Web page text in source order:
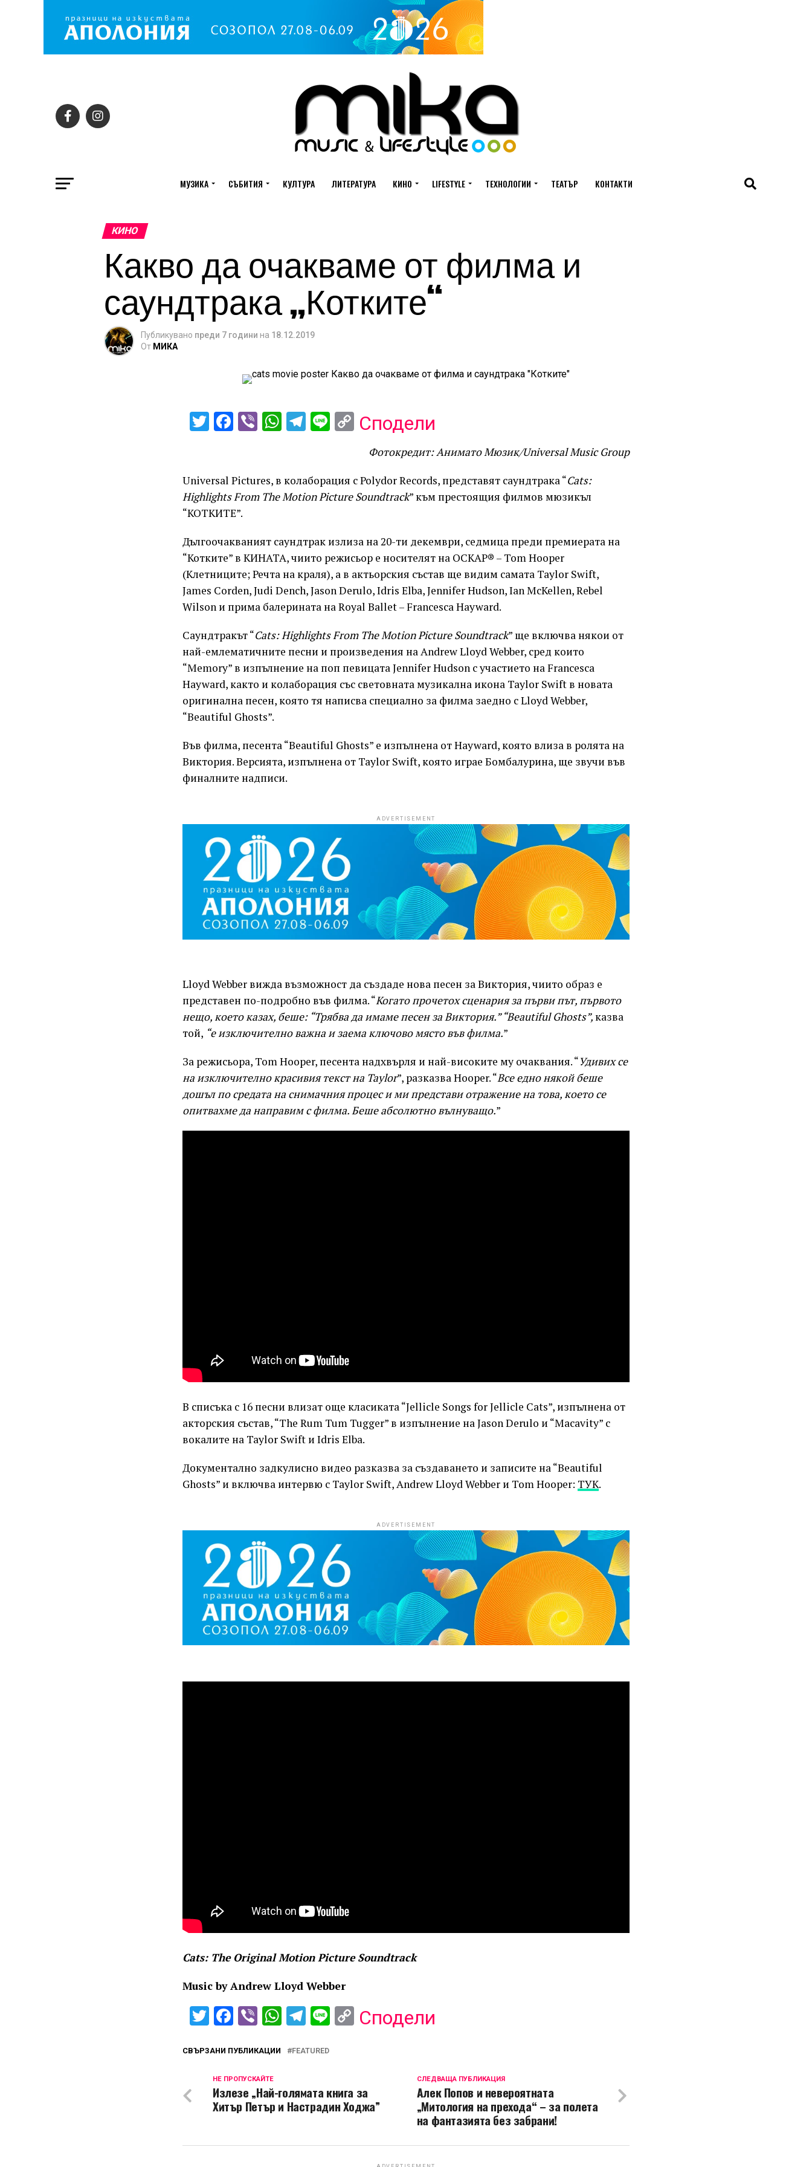
МУЗИКА СЪБИТИЯ КУЛТУРА ЛИТЕРАТУРА КИНО LIFESTYLE ТЕХНОЛОГИИ ТЕАТЪР КОНТАКТИ
КИНО
Какво да очакваме от филма и
саундтрака „Котките“
Публикувано преди 7 години на 18.12.2019
От МИКА
Twitter
Facebook
ViberWhatsApp
Telegram
LineCopy
Сподели
Фотокредит: Анимато Мюзик/Universal Music Group
Universal Pictures, в колаборация с Polydor Records, представят саундтрака “Cats:
Highlights From The Motion Picture Soundtrack” към престоящия филмов мюзикъл
“КОТКИТЕ”.
Дългоочакваният саундтрак излиза на 20-ти декември, седмица преди премиерата на
“Котките” в КИНАТА, чиито режисьор е носителят на ОСКАР® – Tom Hooper
(Клетниците; Речта на краля), а в актьорския състав ще видим самата Taylor Swift,
James Corden, Judi Dench, Jason Derulo, Idris Elba, Jennifer Hudson, Ian McKellen, Rebel
Wilson и прима балерината на Royal Ballet – Francesca Hayward.
Саундтракът “Cats: Highlights From The Motion Picture Soundtrack” ще включва някои от
най-емлематичните песни и произведения на Andrew Lloyd Webber, сред които
“Memory” в изпълнение на поп певицата Jennifer Hudson с участието на Francesca
Hayward, както и колаборация със световната музикална икона Taylor Swift в новата
оригинална песен, която тя написва специално за филма заедно с Lloyd Webber,
“Beautiful Ghosts”.
Във филма, песента “Beautiful Ghosts” е изпълнена от Hayward, която влиза в ролята на
Виктория. Версията, изпълнена от Taylor Swift, която играе Бомбалурина, ще звучи във
финалните надписи.
ADVERTISEMENT
Lloyd Webber вижда възможност да създаде нова песен за Виктория, чиито образ е
представен по-подробно във филма. “Когато прочетох сценария за първи път, първото
нещо, което казах, беше: “Трябва да имаме песен за Виктория.” “Beautiful Ghosts”, казва
той, “е изключително важна и заема ключово място във филма.”
За режисьора, Tom Hooper, песента надхвърля и най-високите му очаквания. “Удивих се
на изключително красивия текст на Taylor”, разказва Hooper. “Все едно някой беше
дошъл по средата на снимачния процес и ми представи отражение на това, което се
опитвахме да направим с филма. Беше абсолютно вълнуващо.”
В списъка с 16 песни влизат още класиката “Jellicle Songs for Jellicle Cats”, изпълнена от
акторския състав, “The Rum Tum Tugger” в изпълнение на Jason Derulo и “Macavity” с
вокалите на Taylor Swift и Idris Elba.
Документално задкулисно видео разказва за създаването и записите на “Beautiful
Ghosts” и включва интервю с Taylor Swift, Andrew Lloyd Webber и Tom Hooper: ТУК.
ADVERTISEMENT
Cats: The Original Motion Picture Soundtrack
Music by Andrew Lloyd Webber
TwitterFacebook
ViberWhatsApp
Telegram
LineCopy
Сподели
СВЪРЗАНИ ПУБЛИКАЦИИ FEATURED
СЛЕДВАЩА ПУБЛИКАЦИЯ
Алек Попов и невероятната
„Митология на прехода“ – за полета
на фантазията без забрани!
НЕ ПРОПУСКАЙТЕ
Излезе „Най-голямата книга за
Хитър Петър и Настрадин Ходжа”